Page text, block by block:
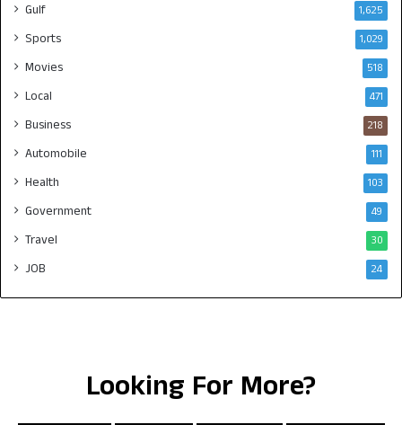
Gulf 1,625
Sports 1,029
Movies 518
Local 471
Business 218
Automobile 111
Health 103
Government 49
Travel 30
JOB 24
Looking For More?